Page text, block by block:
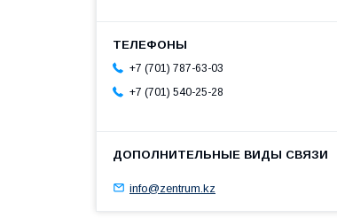
+7 (701) 787-63-03
+7 (701) 540-25-28
info@zentrum.kz